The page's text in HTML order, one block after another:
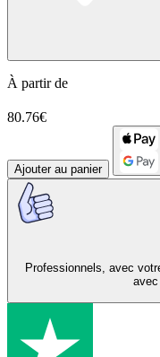
À partir de
80.76€
Ajouter au panier
Professionnels, avec